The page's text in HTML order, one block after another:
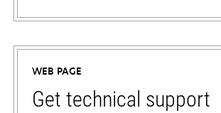
WEB PAGE
Get technical support